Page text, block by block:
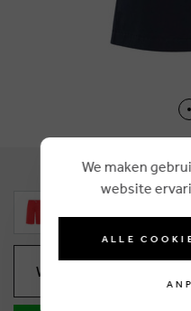
Wählen Sie Ihre Größe
We maken
website
ALLE